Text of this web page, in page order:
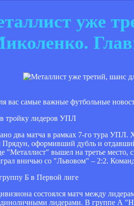
уже
вас самые важные футбольные
тройку лидеров УПЛ
два матча в рамках 7-го тура
Прядун, оформивший дубль и
"Металлист" вышел на третье
вничью со "Львовом" – 2:2.
Б в Первой лиге
состоялся матч между
лидерами. В группе А